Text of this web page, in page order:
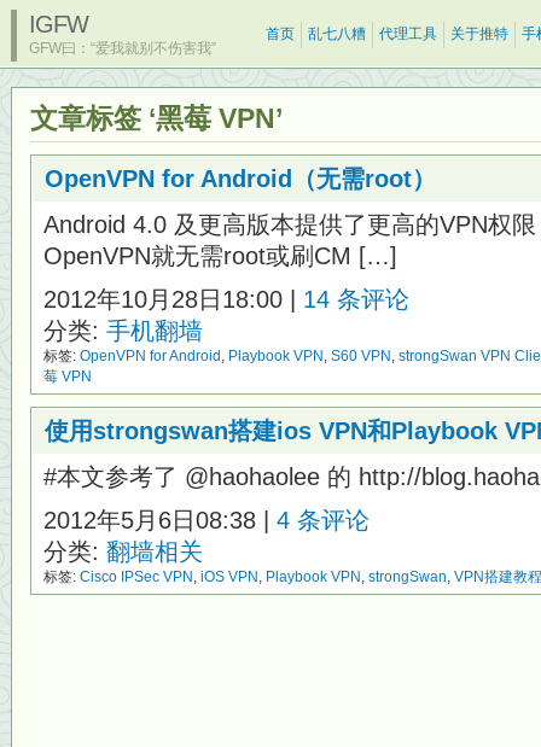
IGFW
GFW曰：“爱我就别不伤害我”
首页 乱七八糟 代理工具 关于推特 手
文章标签 ‘黑莓 VPN’
OpenVPN for Android（无需root）
Android 4.0 及更高版本提供了更高的VPN权
OpenVPN就无需root或刷CM […]
2012年10月28日18:00 | 14 条评论
分类: 手机翻墙
标签: OpenVPN for Android , Playbook VPN , S60 VPN , strongSwan VPN
莓 VPN
使用strongswan搭建ios VPN和Playbook
#本文参考了 @haohaolee 的 http://
2012年5月6日08:38 | 4 条评论
分类: 翻墙相关
标签: Cisco IPSec VPN , iOS VPN , Playbook VPN , strongSwan, VPN搭建教程